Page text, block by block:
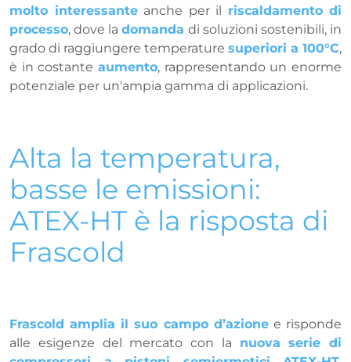
molto interessanteanche per il riscaldamento di
processo, dove ladomanda di soluzioni sostenibili, in
grado di raggiungere temperature superiori a 100°C,
è in costante aumento, rappresentando un enorme
potenziale per un'ampia gamma di applicazioni.
Alta la temperatura,
basse le emissioni:
ATEX-HT è la risposta di
Frascold
Frascold amplia il suo campo d’azionee risponde
alle esigenze del mercato con la nuova serie di